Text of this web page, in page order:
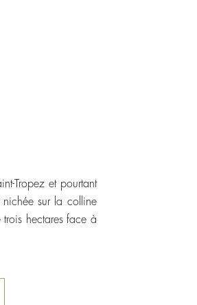
Tropez et pourtant
nichée sur la colline
hectares face à